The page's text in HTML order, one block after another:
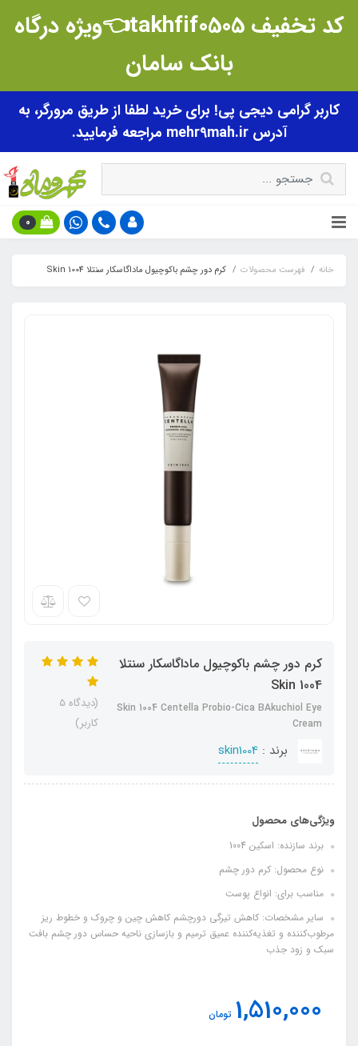
کد تخفیف takhfif0505👈ویژه درگاه
بانک سامان
کاربر گرامی دیجی پی! برای خرید لطفا از طریق مرورگر، به
آدرس mehr9mah.ir مراجعه فرمایید.
0
خانه فهرست محصولات کرم دور چشم باکوچیول ماداگاسکار سنتلا Skin 1004
کرم دور چشم باکوچیول ماداگاسکار سنتلا
Skin 1004
Skin 1004 Centella Probio-Cica BAkuchiol Eye
Cream
برند : skin1004
(دیدگاه 5
کاربر)
ویژگی‌های محصول
برند سازنده: اسکین 1004
نوع محصول: کرم دور چشم
مناسب برای: انواع پوست
سایر مشخصات: کاهش تیرگی دورچشم کاهش چین و چروک و خطوط ریز
مرطوب‌کننده و تغذیه‌کننده عمیق ترمیم و بازسازی ناحیه حساس دور چشم بافت
سبک و زود جذب
1,510,000 تومان